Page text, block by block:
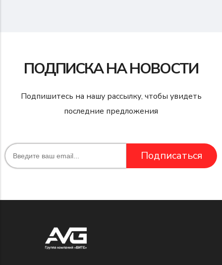
ПОДПИСКА НА НОВОСТИ
Подпишитесь на нашу рассылку, чтобы увидеть
последние предложения
Подписаться